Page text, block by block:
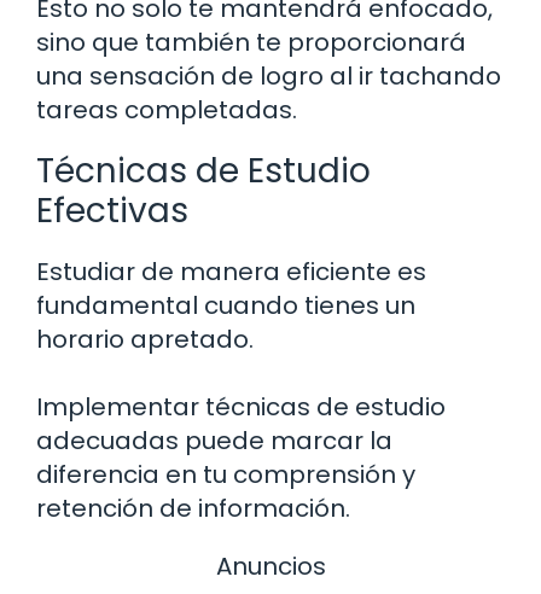
Esto no solo te mantendrá enfocado,
sino que también te proporcionará
una sensación de logro al ir tachando
tareas completadas.
Técnicas de Estudio
Efectivas
Estudiar de manera eficiente es
fundamental cuando tienes un
horario apretado.
Implementar técnicas de estudio
adecuadas puede marcar la
diferencia en tu comprensión y
retención de información.
Anuncios